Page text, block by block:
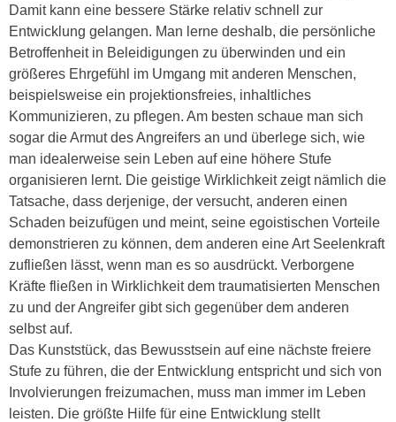
Damit kann eine bessere Stärke relativ schnell zur
Entwicklung gelangen. Man lerne deshalb, die persönliche
Betroffenheit in Beleidigungen zu überwinden und ein
größeres Ehrgefühl im Umgang mit anderen Menschen,
beispielsweise ein projektionsfreies, inhaltliches
Kommunizieren, zu pflegen. Am besten schaue man sich
sogar die Armut des Angreifers an und überlege sich, wie
man idealerweise sein Leben auf eine höhere Stufe
organisieren lernt. Die geistige Wirklichkeit zeigt nämlich die
Tatsache, dass derjenige, der versucht, anderen einen
Schaden beizufügen und meint, seine egoistischen Vorteile
demonstrieren zu können, dem anderen eine Art Seelenkraft
zufließen lässt, wenn man es so ausdrückt. Verborgene
Kräfte fließen in Wirklichkeit dem traumatisierten Menschen
zu und der Angreifer gibt sich gegenüber dem anderen
selbst auf.
Das Kunststück, das Bewusstsein auf eine nächste freiere
Stufe zu führen, die der Entwicklung entspricht und sich von
Involvierungen freizumachen, muss man immer im Leben
leisten. Die größte Hilfe für eine Entwicklung stellt